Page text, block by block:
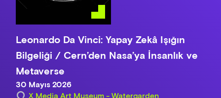
Leonardo Da Vinci: Yapay Zekâ Işığın
Bilgeliği / Cern’den Nasa’ya İnsanlık ve
Metaverse
30 Mayıs 2026